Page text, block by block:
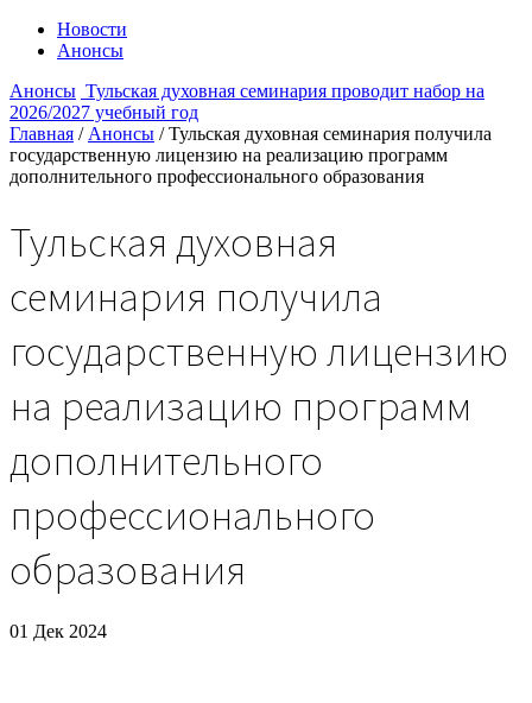
Новости
Анонсы
Анонсы Тульская духовная семинария проводит набор на
2026/2027 учебный год
Главная / Анонсы / Тульская духовная семинария получила
государственную лицензию на реализацию программ
дополнительного профессионального образования
Тульская духовная
семинария получила
государственную лицензию
на реализацию программ
дополнительного
профессионального
образования
01 Дек 2024